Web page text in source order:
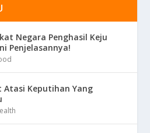
Negara Penghasil Keju
Penjelasannya!
Atasi Keputihan Yang